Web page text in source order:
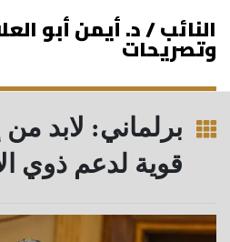
النائب / د. أيمن أبو
وتصريحات
برلماني: لابد من
قوية لدعم ذوي